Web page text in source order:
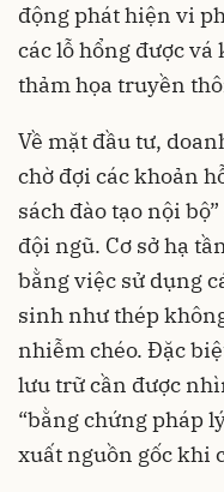
động phát hiện vi
các lỗ hổng được
thảm họa truyền
Về mặt đầu tư,
chờ đợi các khoản
sách đào tạo nội
đội ngũ. Cơ sở hạ
bằng việc sử dụng
sinh như thép
nhiễm chéo. Đặc
lưu trữ cần được
“bằng chứng pháp
xuất nguồn gốc khi